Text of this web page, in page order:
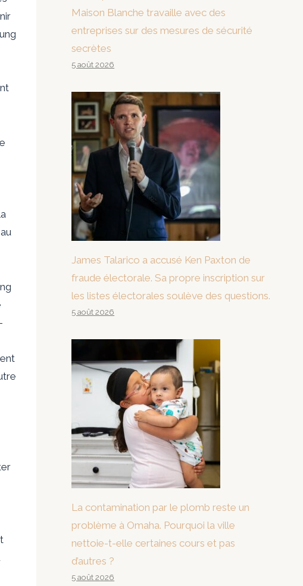
Maison Blanche travaille avec des
entreprises sur des mesures de sécurité
secrètes
5 août 2026
James Talarico a accusé Ken Paxton de
fraude électorale. Sa propre inscription sur
les listes électorales soulève des questions.
5 août 2026
La contamination par le plomb reste un
problème à Omaha. Pourquoi la ville
nettoie-t-elle certaines cours et pas
d’autres ?
5 août 2026